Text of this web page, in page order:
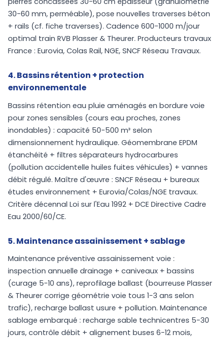
30-60 mm, perméable), pose nouvelles traverses béton
+ rails (cf. fiche traverses). Cadence 600-1000 m/jour
optimal train RVB Plasser & Theurer. Producteurs travaux
France : Eurovia, Colas Rail, NGE, SNCF Réseau Travaux.
4. Bassins rétention + protection
environnementale
Bassins rétention eau pluie aménagés en bordure voie
pour zones sensibles (cours eau proches, zones
inondables) : capacité 50-500 m³ selon
dimensionnement hydraulique. Géomembrane EPDM
étanchéité + filtres séparateurs hydrocarbures
(pollution accidentelle huiles fuites véhicules) + vannes
débit régulé. Maître d'œuvre : SNCF Réseau + bureaux
études environnement + Eurovia/Colas/NGE travaux.
Critère décennal Loi sur l'Eau 1992 + DCE Directive Cadre
Eau 2000/60/CE.
5. Maintenance assainissement + sablage
Maintenance préventive assainissement voie :
inspection annuelle drainage + caniveaux + bassins
(curage 5-10 ans), reprofilage ballast (bourreuse Plasser
& Theurer corrige géométrie voie tous 1-3 ans selon
trafic), recharge ballast usure + pollution. Maintenance
sablage embarqué : recharge sable technicentres 5-30
jours, contrôle débit + alignement buses 6-12 mois,